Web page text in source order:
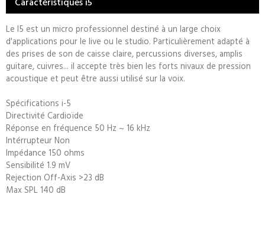
Le I5 est un micro professionnel destiné à un large choix
d'applications pour le live ou le studio. Particulièrement adapté à
des prises de son de caisse claire, percussions diverses, amplis
guitare, cuivres... il accepte très bien les forts nivaux de pression
acoustique et peut être aussi utilisé sur la voix.
Spécifications i-5
Directivité Cardioïde
Réponse en fréquence 50 Hz ~ 16 kHz
Intérrupteur Non
Impédance 150 ohms
Sensibilité 1.9 mV
Rejection Off-Axis >23 dB
Max SPL 140 dB